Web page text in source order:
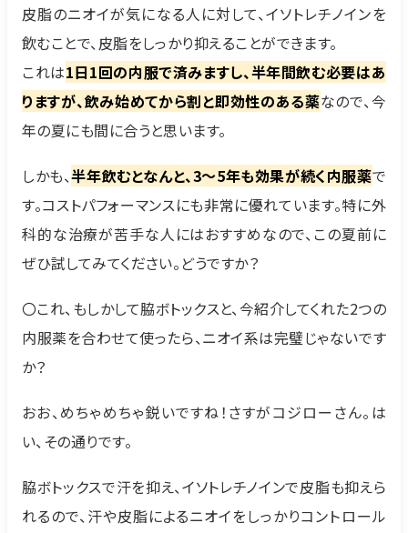
皮脂のニオイが気になる人に対して、イソトレチノインを
飲むことで、皮脂をしっかり抑えることができます。
これは1日1回の内服で済みますし、半年間飲む必要はあ
りますが、飲み始めてから割と即効性のある薬なので、今
年の夏にも間に合うと思います。
しかも、半年飲むとなんと、3〜5年も効果が続く内服薬で
す。コストパフォーマンスにも非常に優れています。特に外
科的な治療が苦手な人にはおすすめなので、この夏前に
ぜひ試してみてください。どうですか？
〇これ、もしかして脇ボトックスと、今紹介してくれた2つの
内服薬を合わせて使ったら、ニオイ系は完璧じゃないです
か？
おお、めちゃめちゃ鋭いですね！さすがコジローさん。は
い、その通りです。
脇ボトックスで汗を抑え、イソトレチノインで皮脂も抑えら
れるので、汗や皮脂によるニオイをしっかりコントロール